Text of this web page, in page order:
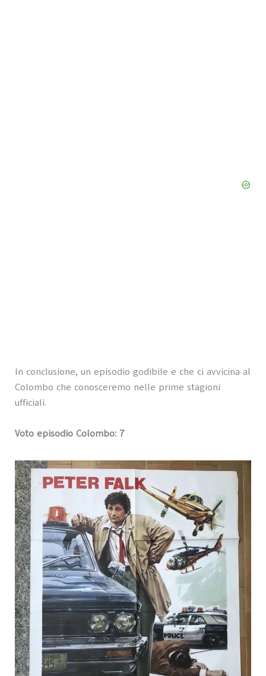
In conclusione, un episodio godibile e che ci avvicina al
Colombo che conosceremo nelle prime stagioni
ufficiali.
Voto episodio Colombo: 7